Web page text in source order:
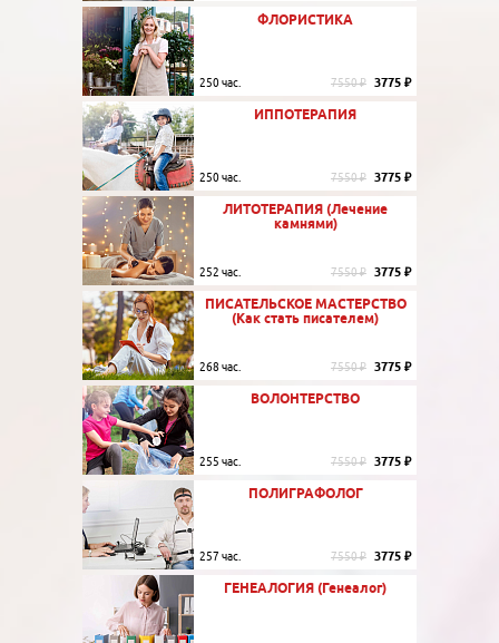
ФЛОРИСТИКА
250 час. 7550 ₽ 3775 ₽
ИППОТЕРАПИЯ
250 час. 7550 ₽ 3775 ₽
ЛИТОТЕРАПИЯ (Лечение
камнями)
252 час. 7550 ₽ 3775 ₽
ПИСАТЕЛЬСКОЕ МАСТЕРСТВО
(Как стать писателем)
268 час. 7550 ₽ 3775 ₽
ВОЛОНТЕРСТВО
255 час. 7550 ₽ 3775 ₽
ПОЛИГРАФОЛОГ
257 час. 7550 ₽ 3775 ₽
ГЕНЕАЛОГИЯ (Генеалог)